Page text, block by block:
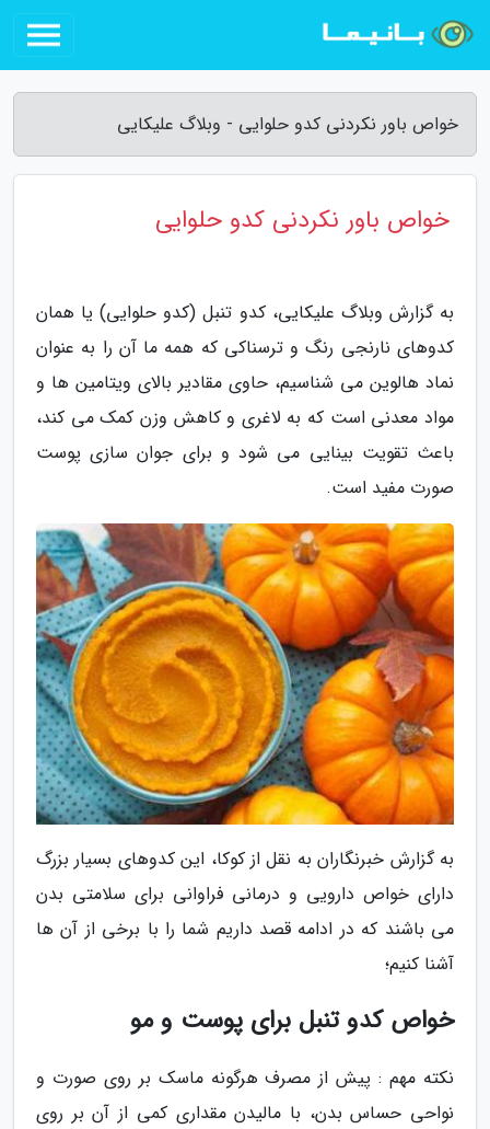
خواص باور نکردنی کدو حلوایی - وبلاگ علیکایی
خواص باور نکردنی کدو حلوایی
به گزارش وبلاگ علیکایی، کدو تنبل (کدو حلوایی) یا همان
کدوهای نارنجی رنگ و ترسناکی که همه ما آن را به عنوان
نماد هالوین می شناسیم، حاوی مقادیر بالای ویتامین ها و
مواد معدنی است که به لاغری و کاهش وزن کمک می کند،
باعث تقویت بینایی می شود و برای جوان سازی پوست
صورت مفید است.
به گزارش خبرنگاران به نقل از کوکا، این کدوهای بسیار بزرگ
دارای خواص دارویی و درمانی فراوانی برای سلامتی بدن
می باشند که در ادامه قصد داریم شما را با برخی از آن ها
آشنا کنیم؛
خواص کدو تنبل برای پوست و مو
نکته مهم : پیش از مصرف هرگونه ماسک بر روی صورت و
نواحی حساس بدن، با مالیدن مقداری کمی از آن بر روی